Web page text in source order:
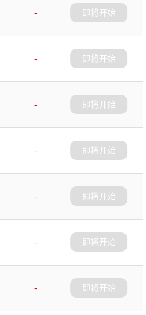
-
即将开始
-
即将开始
-
即将开始
-
即将开始
-
即将开始
-
即将开始
-
即将开始